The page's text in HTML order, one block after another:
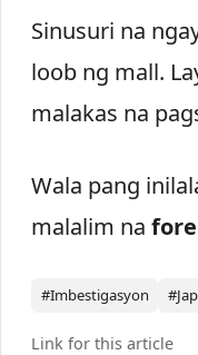
Sinusuri na
loob ng mall.
malakas na
Wala pang
malalim na
#Imbestigasyon
Link for this article